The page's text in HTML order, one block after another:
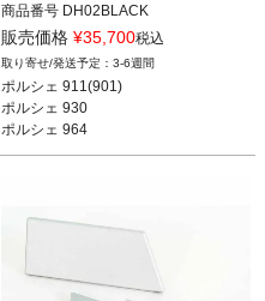
商品番号 DH02BLACK
12REN：DH02 BLACK
ポルシェ 911(901) 65-77
ポルシェ 930 75-89
ポルシェ 964 89-94
販売価格 ¥35,700税込
3-6週間
ポルシェ 911(901)
ポルシェ 930
ポルシェ 964